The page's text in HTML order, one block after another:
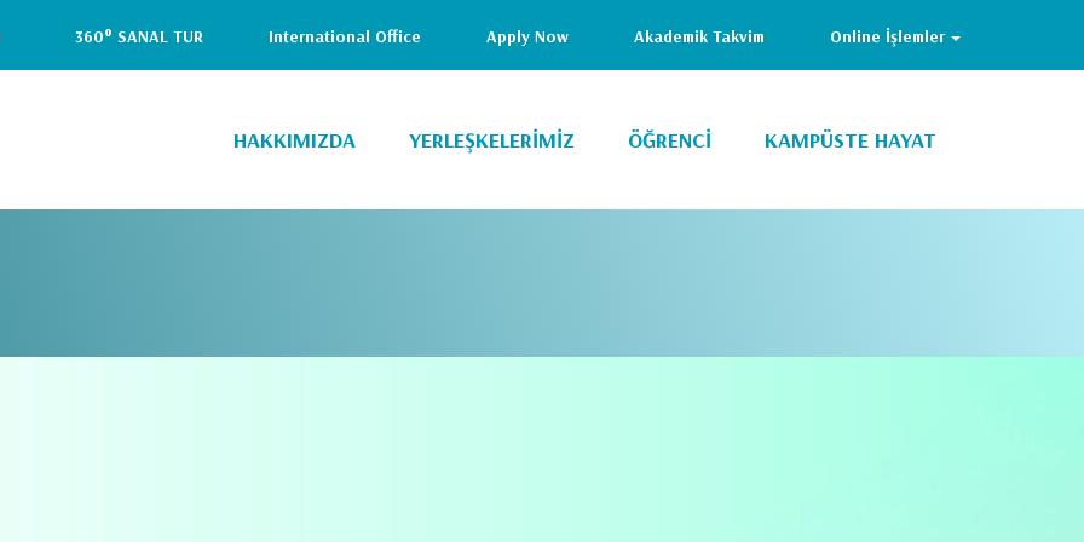
Header
360° SANAL TUR International Office Apply Now Akademik Takvim Online İşlemler
HAKKIMIZDA YERLEŞKELERİMİZ ÖĞRENCİ KAMPÜSTE HAYAT